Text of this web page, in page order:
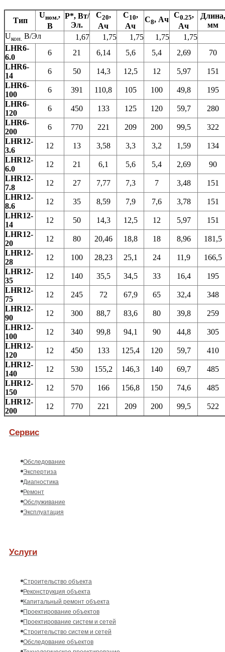
Тип
Uном.,
В
P*, Вт/
Эл.
C20,
Ач
C10,
Ач
C8, Ач
C0.25,
Ач
Длина,
мм
Uкон. В/Эл 1,67 1,75 1,75 1,75
1,75
LHR6-
6.0
6 21 6,14 5,6 5,4 2,69
70
LHR6-
14
6 50 14,3 12,5 12 5,97
151
LHR6-
100
6 391 110,8 105 100 49,8
195
LHR6-
120
6 450 133 125 120 59,7
280
LHR6-
200
6 770 221 209 200 99,5
322
LHR12-
3.6
12 13 3,58 3,3 3,2 1,59
134
LHR12-
6.0
12 21 6,1 5,6 5,4 2,69
90
LHR12-
7.8
12 27 7,77 7,3 7 3,48
151
LHR12-
8.6
12 35 8,59 7,9 7,6 3,78
151
LHR12-
14
12 50 14,3 12,5 12 5,97
151
LHR12-
20
12 80 20,46 18,8 18 8,96
181,5
LHR12-
28
12 100 28,23 25,1 24 11,9
166,5
LHR12-
35
12 140 35,5 34,5 33 16,4
195
LHR12-
75
12 245 72 67,9 65 32,4
348
LHR12-
90
12 300 88,7 83,6 80 39,8
259
LHR12-
100
12 340 99,8 94,1 90 44,8
305
LHR12-
120
12 450 133 125,4 120 59,7
410
LHR12-
140
12 530 155,2 146,3 140 69,7
485
LHR12-
150
12 570 166 156,8 150 74,6
485
LHR12-
200
12 770 221 209 200 99,5 522
Сервис
Обследование
Экспертиза
Диагностика
Ремонт
Обслуживание
Эксплуатация
Услуги
Строительство объекта
Реконструкция объекта
Капитальный ремонт объекта
Проектирование объектов
Проектирование систем и сетей
Строительство систем и сетей
Обследование объектов